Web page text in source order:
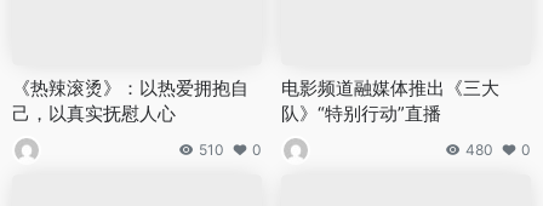
《热辣滚烫》：以热爱拥抱自
己，以真实抚慰人心
510 0
电影频道融媒体推出《三大
队》“特别行动”直播
480 0